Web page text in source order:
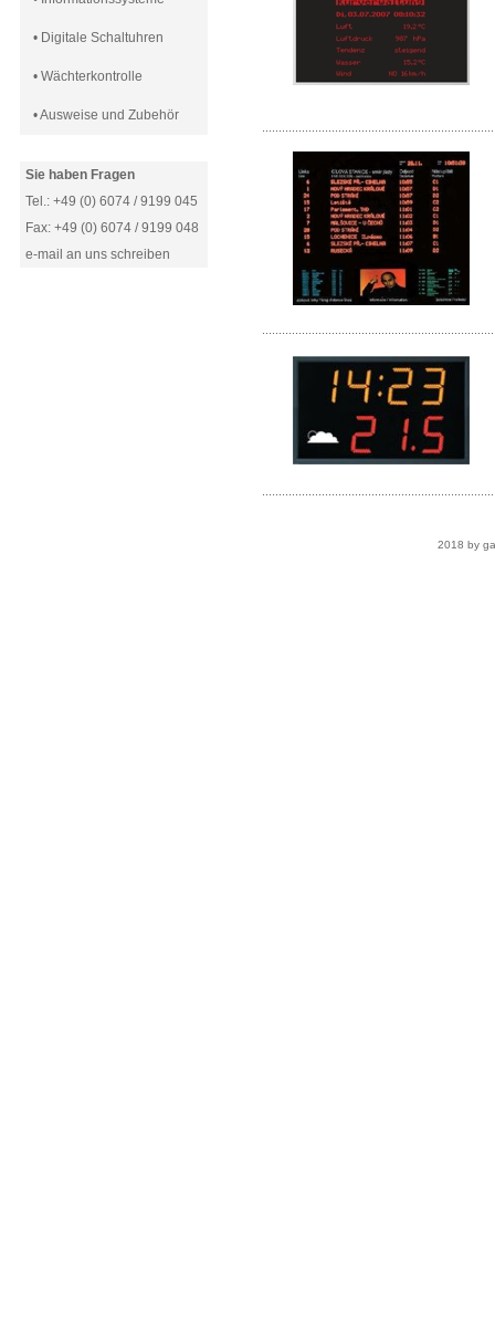
• Digitale Schaltuhren
• Wächterkontrolle
• Ausweise und Zubehör
Sie haben Fragen
Tel.: +49 (0) 6074 / 9199 045
Fax: +49 (0) 6074 / 9199 048
e-mail an uns schreiben
2018 by